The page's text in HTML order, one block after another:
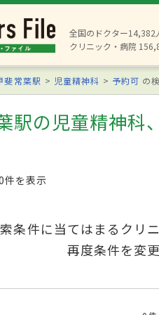
全国のドクター14,382
クリニック・病院
斐常葉駅 児童精神科 予約可 の
駅の児童精神科
件を表示
条件に当てはまるクリ
再度条件を変